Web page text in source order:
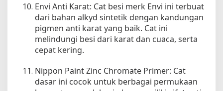
Envi Anti Karat: Cat besi merk Envi ini terbuat
dari bahan alkyd sintetik dengan kandungan
pigmen anti karat yang baik. Cat ini
melindungi besi dari karat dan cuaca, serta
cepat kering.
Nippon Paint Zinc Chromate Primer: Cat
dasar ini cocok untuk berbagai permukaan